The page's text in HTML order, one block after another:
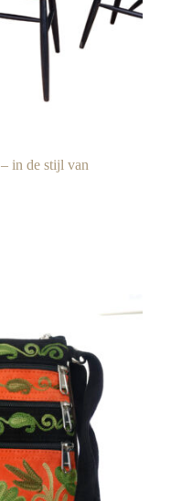
in de stijl van